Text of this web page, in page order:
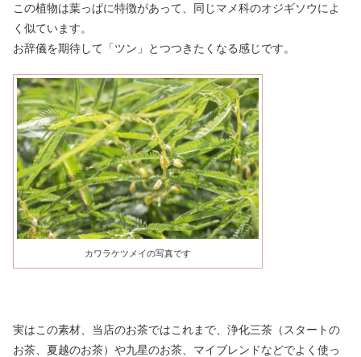
この植物は葉っぱに特徴があって、同じマメ科のオジギソウによ
く似ています。
お辞儀を期待して「ツン」とつつきたくなる感じです。
カワラケツメイの写真です
実はこの素材、当店のお茶ではこれまで、浄化三茶（スタートの
お茶、夏越のお茶）や九星のお茶、マイブレンドなどでよく使っ